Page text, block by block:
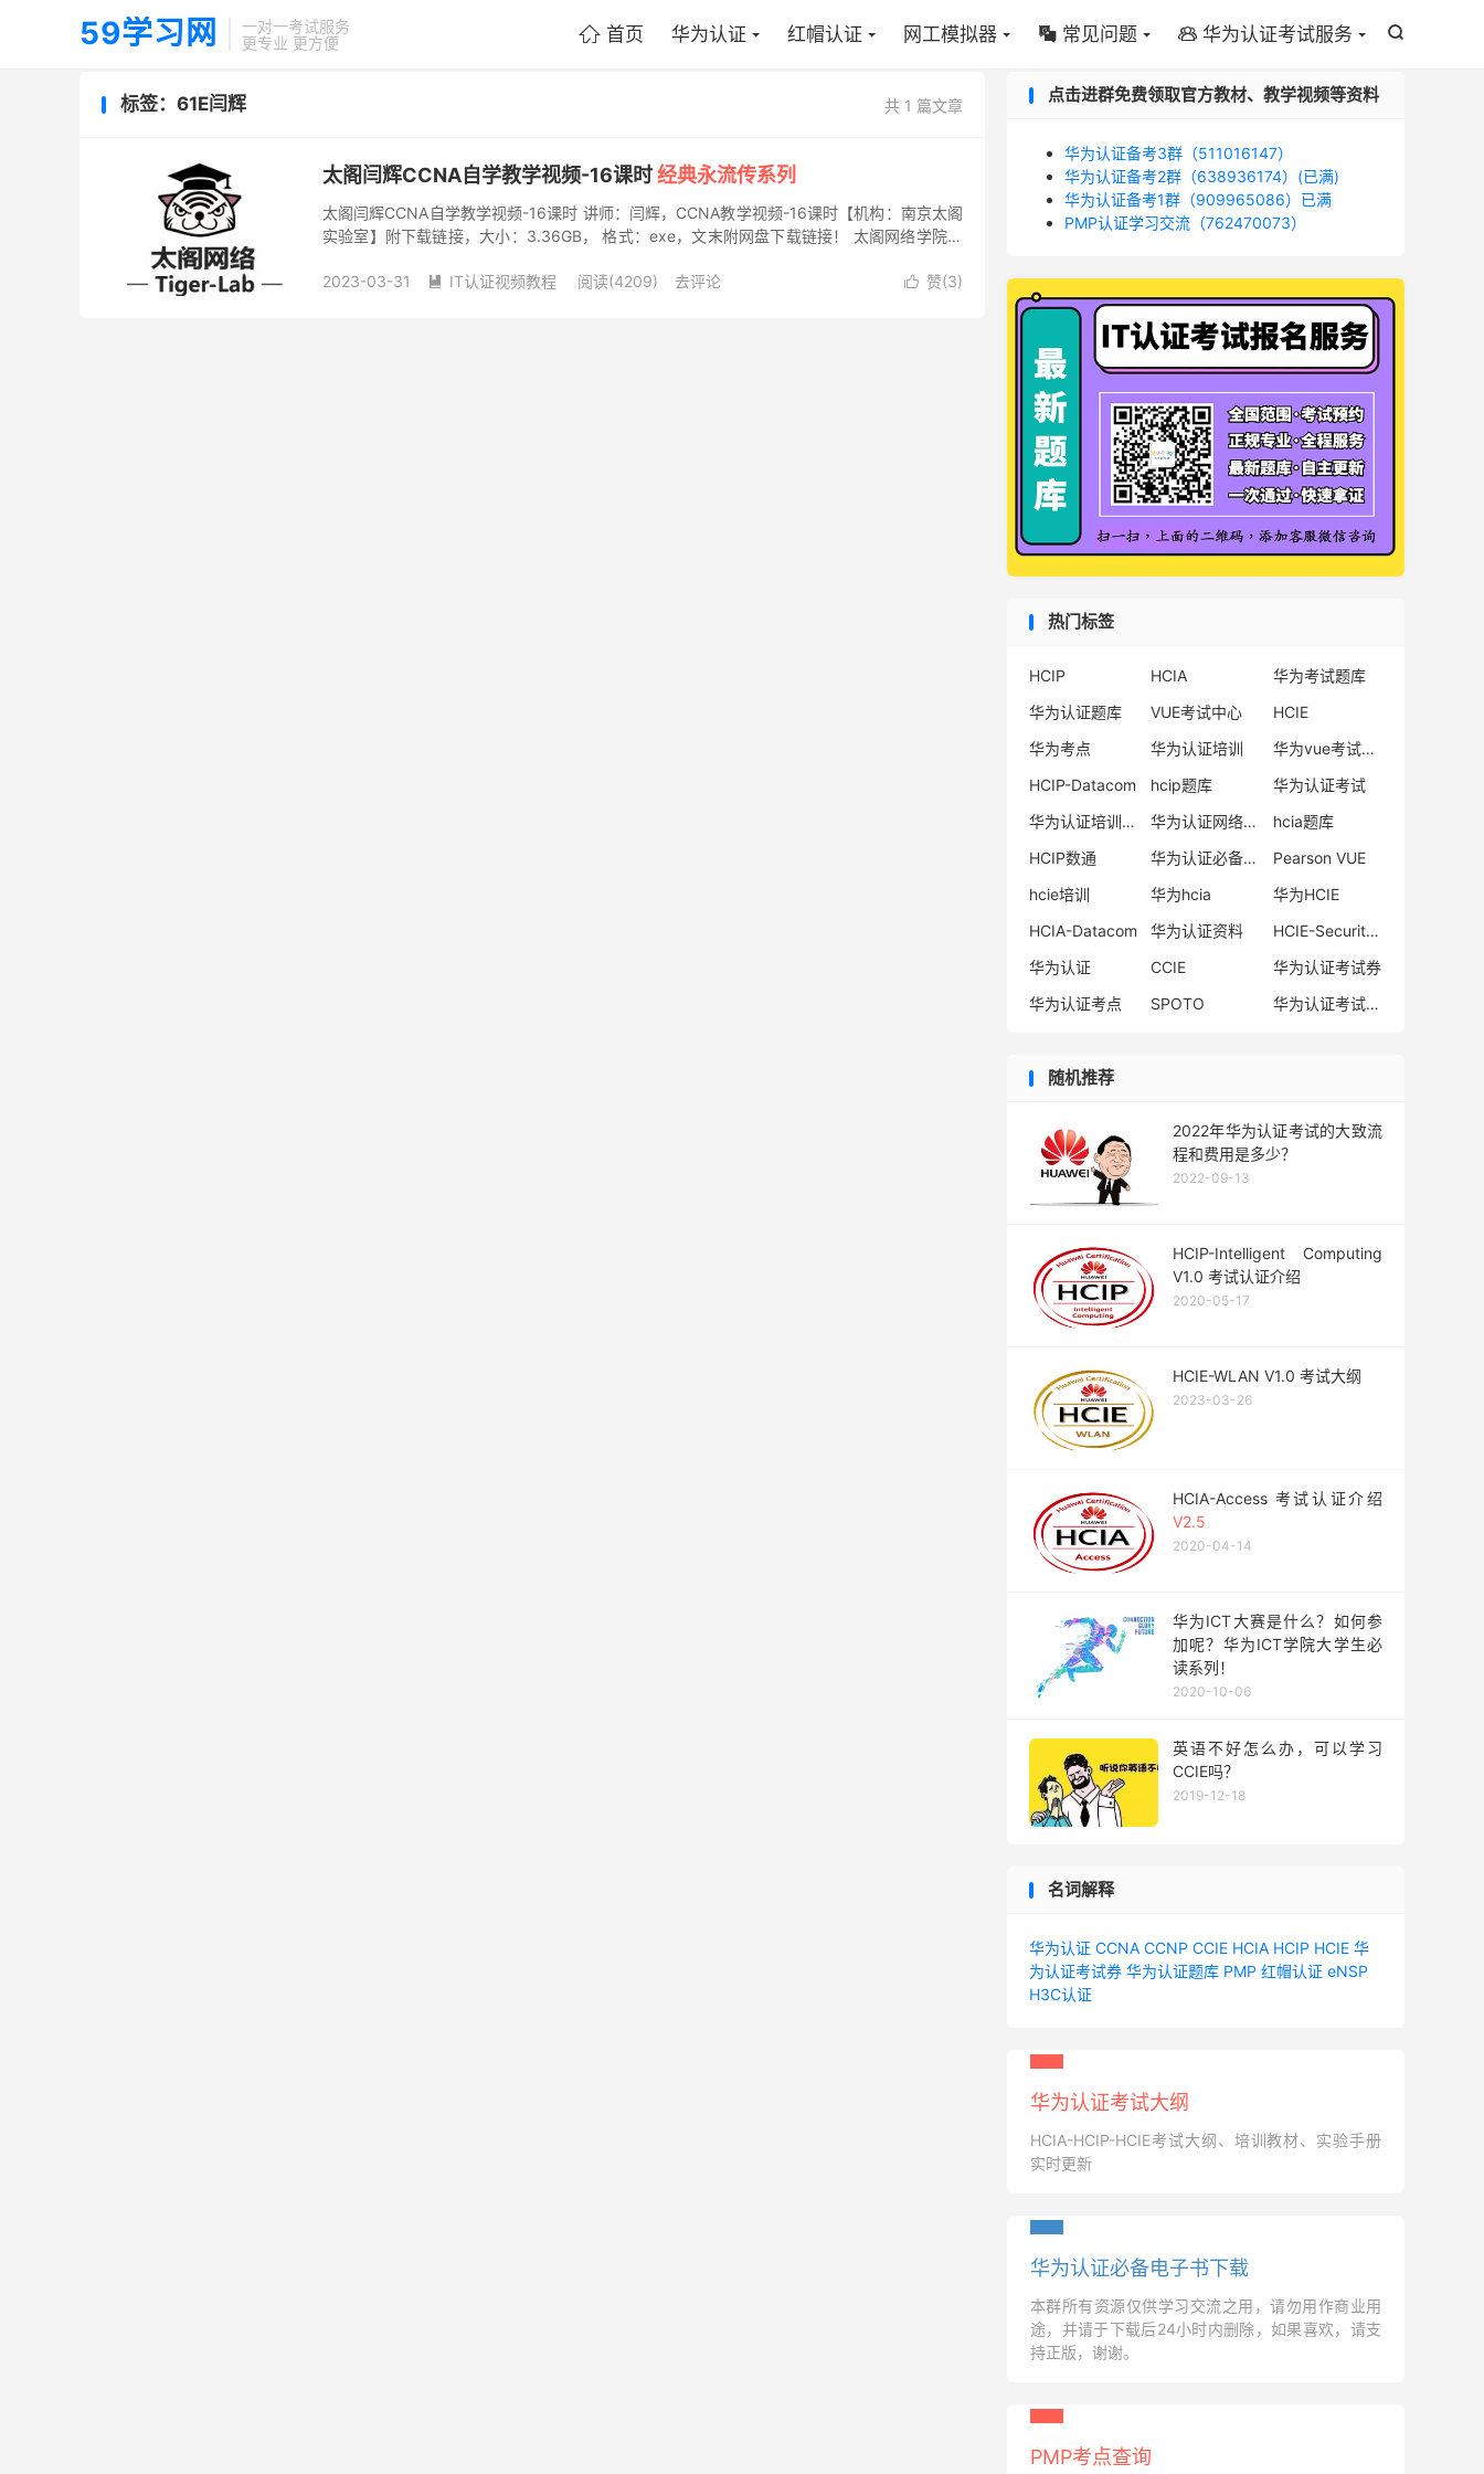
59学习网
一对一考试服务
更专业 更方便

 首页 华为认证 红帽认证 网工模拟器  常见问题  华为认证考试服务
共 1 篇文章
标签：61E闫辉
太阁闫辉CCNA自学教学视频-16课时经典永流传系列
太阁闫辉CCNA自学教学视频-16课时 讲师：闫辉，CCNA教学视频-16课时【机构：南京太阁
实验室】附下载链接，大小：3.36GB， 格式：exe，文末附网盘下载链接！ 太阁网络学院简
 赞(3)
2023-03-31  IT认证视频教程 阅读(4209) 去评论
点击进群免费领取官方教材、教学视频等资料
华为认证备考3群（511016147）
华为认证备考2群（638936174）(已满)
华为认证备考1群（909965086）已满
PMP认证学习交流（762470073）
热门标签
HCIP HCIA
华为考试题库
华为认证题库
VUE考试中心
HCIE
华为考点
华为认证培训
华为vue考试中心
HCIP-Datacom
hcip题库
华为认证考试
华为认证培训机构
华为认证网络工程师
hcia题库
HCIP数通
华为认证必备电子书系列
Pearson VUE
hcie培训
华为hcia
华为HCIE
HCIA-Datacom
华为认证资料
HCIE-Security备考指南
华为认证
CCIE
华为认证考试券
华为认证考点
SPOTO 华为认证考试费用
随机推荐
2022年华为认证考试的大致流
程和费用是多少？
2022-09-13
HCIP-Intelligent Computing
V1.0 考试认证介绍
2020-05-17
HCIE-WLAN V1.0 考试大纲
2023-03-26
HCIA-Access 考试认证介绍
V2.5
2020-04-14
华为ICT大赛是什么？如何参
加呢？华为ICT学院大学生必
读系列！
2020-10-06
英语不好怎么办，可以学习
CCIE吗？
2019-12-18
名词解释
华为认证 CCNA CCNP CCIE HCIA HCIP HCIE 华
为认证考试券 华为认证题库 PMP 红帽认证 eNSP
H3C认证
华为认证考试大纲
HCIA-HCIP-HCIE考试大纲、培训教材、实验手册
实时更新
华为认证必备电子书下载
本群所有资源仅供学习交流之用，请勿用作商业用
途，并请于下载后24小时内删除，如果喜欢，请支
持正版，谢谢。
PMP考点查询